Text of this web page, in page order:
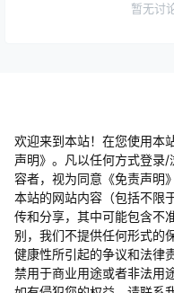
暂无讨
欢迎来到本站！在您使用本
声明》。凡以任何方式登录
容者，视为同意《免责声明》
本站的网站内容（包括不限
传和分享，其中可能包含不
别，我们不提供任何形式的
健康性所引起的争议和法律
禁用于商业用途或者非法用途